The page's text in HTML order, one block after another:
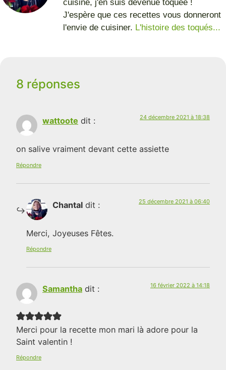
cuisine, j'en suis devenue toquée !
J'espère que ces recettes vous donneront
l'envie de cuisiner. L'histoire des toqués...
8 réponses
wattoote dit : 24 décembre 2021 à 18:38
on salive vraiment devant cette assiette
Répondre
Chantal dit : 25 décembre 2021 à 06:40
Merci, Joyeuses Fêtes.
Répondre
Samantha dit : 16 février 2022 à 14:18
Merci pour la recette mon mari là adore pour la
Saint valentin !
Répondre